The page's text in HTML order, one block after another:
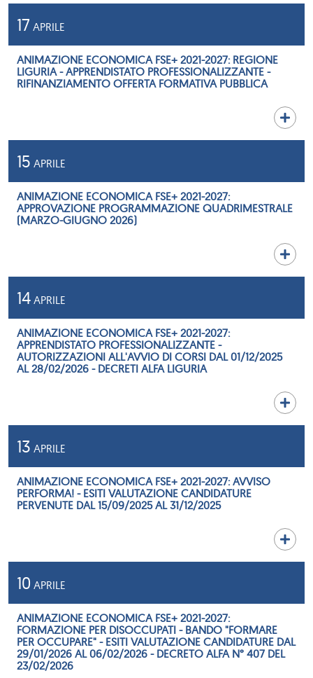
17 APRILE
ANIMAZIONE ECONOMICA FSE+ 2021-2027: REGIONE
LIGURIA - APPRENDISTATO PROFESSIONALIZZANTE -
RIFINANZIAMENTO OFFERTA FORMATIVA PUBBLICA
15 APRILE
ANIMAZIONE ECONOMICA FSE+ 2021-2027:
APPROVAZIONE PROGRAMMAZIONE QUADRIMESTRALE
(MARZO-GIUGNO 2026)
14 APRILE
ANIMAZIONE ECONOMICA FSE+ 2021-2027:
APPRENDISTATO PROFESSIONALIZZANTE -
AUTORIZZAZIONI ALL'AVVIO DI CORSI DAL 01/12/2025
AL 28/02/2026 - DECRETI ALFA LIGURIA
13 APRILE
ANIMAZIONE ECONOMICA FSE+ 2021-2027: AVVISO
PERFORMA! - ESITI VALUTAZIONE CANDIDATURE
PERVENUTE DAL 15/09/2025 AL 31/12/2025
10 APRILE
ANIMAZIONE ECONOMICA FSE+ 2021-2027:
FORMAZIONE PER DISOCCUPATI - BANDO "FORMARE
PER OCCUPARE" - ESITI VALUTAZIONE CANDIDATURE DAL
29/01/2026 AL 06/02/2026 - DECRETO ALFA N° 407 DEL
23/02/2026